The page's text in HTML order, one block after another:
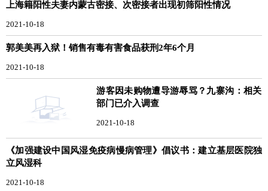
上海籍阳性夫妻内蒙古密接、次密接者出现初筛阳性情况
2021-10-18
郭美美再入狱！销售有毒有害食品获刑2年6个月
2021-10-18
游客因未购物遭导游辱骂？九寨沟：相关
部门已介入调查
2021-10-18
《加强建设中国风湿免疫病慢病管理》倡议书：建立基层医院独
立风湿科
2021-10-18